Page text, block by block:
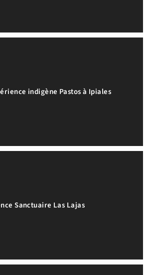
indigène Pastos à Ipiales
Sanctuaire Las Lajas